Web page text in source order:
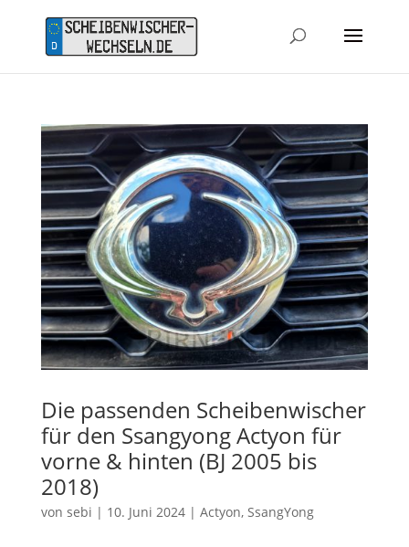
Die passenden Scheibenwischer
für den Ssangyong Actyon für
vorne & hinten (BJ 2005 bis
2018)
von sebi | 10. Juni 2024| Actyon, SsangYong